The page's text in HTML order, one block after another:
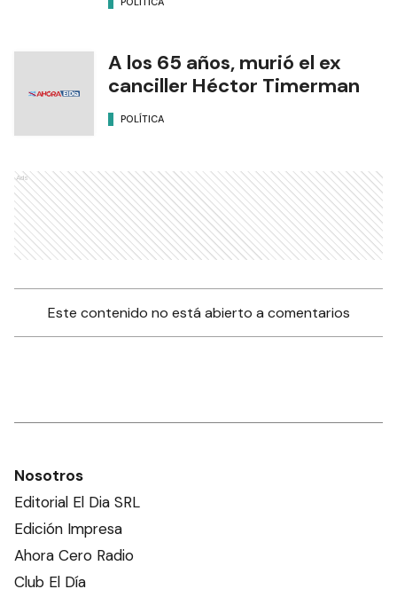
A los 65 años, murió el ex
canciller Héctor Timerman
POLÍTICA
Ads
Este contenido no está abierto a comentarios
Nosotros
Editorial El Dia SRL
Edición Impresa
Ahora Cero Radio
Club El Día